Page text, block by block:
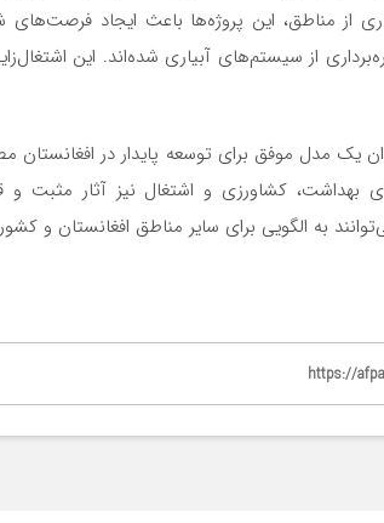
از مناطق، این پروژه‌ها باعث ایجاد
از سیستم‌های آبیاری شده‌اند. این
یک مدل موفق برای توسعه پایدار در افغانستان
بهداشت، کشاورزی و اشتغال نیز آثار مثبت و
به الگویی برای سایر مناطق افغانستان و
https://